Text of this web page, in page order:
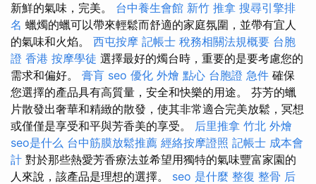
新鮮的氣味，完美。 台中養生會館 新竹 推拿 搜尋引擎排
名 蠟燭的蠟可以帶來輕鬆而舒適的家庭氛圍，並帶有宜人
的氣味和火焰。 西屯按摩 記帳士 稅務相關法規概要 台胞
證 香港 按摩學徒 選擇最好的燭台時，重要的是要考慮您的
需求和偏好。 膏肓 seo 優化 外燴 點心 台胞證 急件 確保
您選擇的產品具有高質量，安全和快樂的用途。 芬芳的蠟
片散發出奢華和精緻的散發，使其非常適合完美放鬆，冥想
或僅僅是享受和平與芳香美的享受。 后里推拿 竹北 外燴
seo是什么 台中筋膜放鬆推薦 經絡按摩證照 記帳士 成本會
計 對於那些熱愛芳香療法並希望用獨特的氣味豐富家園的
人來說，該產品是理想的選擇。 seo 是什麼 整復 整骨 后